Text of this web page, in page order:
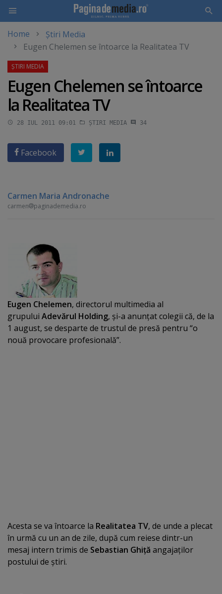
main
Home
Știri Media
Eugen Chelemen se întoarce la Realitatea TV
Eugen Chelemen se întoarce
la Realitatea TV
28 IUL 2011 09:01 ȘTIRI MEDIA 34
Facebook
Carmen Maria Andronache
carmen paginademedia.ro
Eugen Chelemen, directorul multimedia al
grupului Adevărul Holding, şi-a anunţat colegii că, de la
1 august, se desparte de trustul de presă pentru “o
nouă provocare profesională”.
Acesta se va întoarce la Realitatea TV, de unde a plecat
în urmă cu un an de zile, după cum reiese dintr-un
mesaj intern trimis de Sebastian Ghiţă angajaţilor
postului de ştiri.